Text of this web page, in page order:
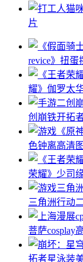
片
revice》扭蛋
耀》伽罗太
创崩铁开拓
色钟离高清
荣耀》少司
三角洲行动
菩萨cosplay
拓者星泳装